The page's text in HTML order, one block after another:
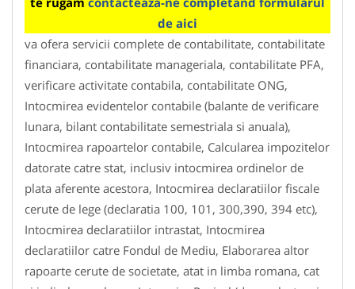
de aici
va ofera servicii complete de contabilitate, contabilitate
financiara, contabilitate manageriala, contabilitate PFA,
verificare activitate contabila, contabilitate ONG,
Intocmirea evidentelor contabile (balante de verificare
lunara, bilant contabilitate semestriala si anuala),
Intocmirea rapoartelor contabile, Calcularea impozitelor
datorate catre stat, inclusiv intocmirea ordinelor de
plata aferente acestora, Intocmirea declaratiilor fiscale
cerute de lege (declaratia 100, 101, 300,390, 394 etc),
Intocmirea declaratiilor intrastat, Intocmirea
declaratiilor catre Fondul de Mediu, Elaborarea altor
rapoarte cerute de societate, atat in limba romana, cat